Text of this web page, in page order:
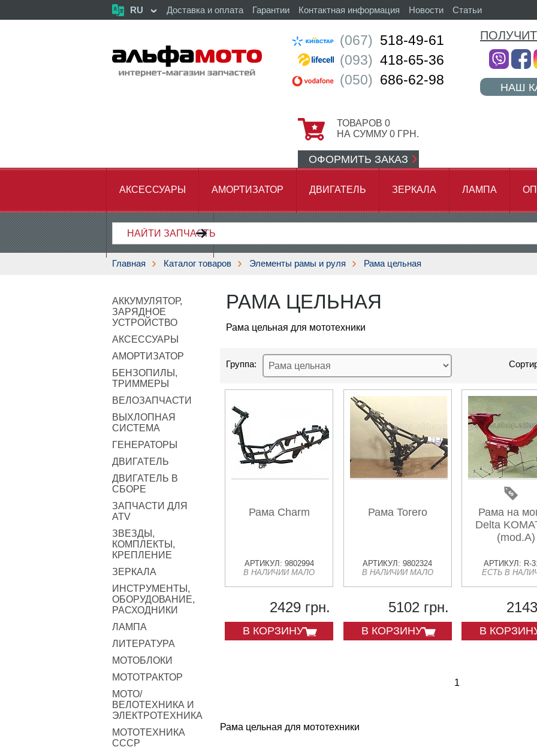
RU Доставка и оплата Гарантии Контактная информация Новости Статьи
(067) 518-49-61
(093) 418-65-36
(050) 686-62-98 НАШ
ТОВАРОВ 0
НА СУММУ 0 ГРН.
ОФОРМИТЬ ЗАКАЗ
АКСЕССУАРЫ АМОРТИЗАТОР ДВИГАТЕЛЬ ЗЕРКАЛА ЛАМПА
ХОДОВАЯ ЧАСТЬ
Главная Каталог товаров Элементы рамы и руля Рама цельная
АККУМУЛЯТОР,
ЗАРЯДНОЕ
УСТРОЙСТВО
АКСЕССУАРЫ
АМОРТИЗАТОР
БЕНЗОПИЛЫ,
ТРИММЕРЫ
ВЕЛОЗАПЧАСТИ
ВЫХЛОПНАЯ
СИСТЕМА
ГЕНЕРАТОРЫ
ДВИГАТЕЛЬ
ДВИГАТЕЛЬ В
СБОРЕ
ЗАПЧАСТИ ДЛЯ
ATV
ЗВЕЗДЫ,
КОМПЛЕКТЫ,
КРЕПЛЕНИЕ
ЗЕРКАЛА
ИНСТРУМЕНТЫ,
ОБОРУДОВАНИЕ,
РАСХОДНИКИ
ЛАМПА
ЛИТЕРАТУРА
МОТОБЛОКИ
МОТОТРАКТОР
МОТО/
ВЕЛОТЕХНИКА И
ЭЛЕКТРОТЕХНИКА
МОТОТЕХНИКА
СССР
РАМА ЦЕЛЬНАЯ
Рама цельная для мототехники
Группа:
Рама Charm
АРТИКУЛ: 9802994
В НАЛИЧИИ МАЛО
2429 грн.
В КОРЗИНУ
Рама Torero
АРТИКУЛ: 9802324
В НАЛИЧИИ МАЛО
5102 грн.
В КОРЗИНУ
Рама на
Delta
(mod.A)
АРТИКУЛ: R-
ЕСТЬ В
В
1
Рама цельная для мототехники